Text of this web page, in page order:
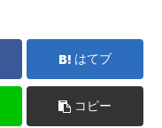
はてブ
コピー